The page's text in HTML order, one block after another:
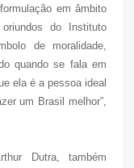
em âmbito
do Instituto
de moralidade,
quando se fala em
ela é a pessoa ideal
um Brasil melhor”,
Dutra, também